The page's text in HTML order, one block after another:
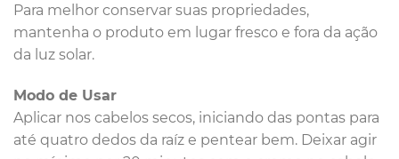
Para melhor conservar suas propriedades,
mantenha o produto em lugar fresco e fora da ação
da luz solar.
Modo de Usar
Aplicar nos cabelos secos, iniciando das pontas para
até quatro dedos da raíz e pentear bem. Deixar agir